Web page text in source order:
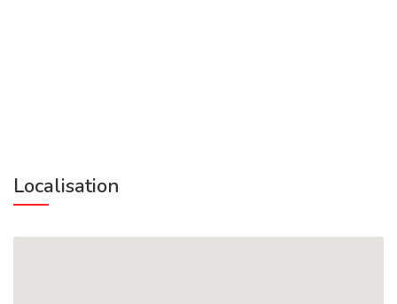
Localisation